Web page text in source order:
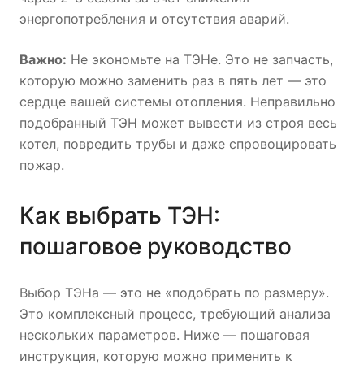
энергопотребления и отсутствия аварий.
Важно: Не экономьте на ТЭНе. Это не запчасть,
которую можно заменить раз в пять лет — это
сердце вашей системы отопления. Неправильно
подобранный ТЭН может вывести из строя весь
котел, повредить трубы и даже спровоцировать
пожар.
Как выбрать ТЭН:
пошаговое руководство
Выбор ТЭНа — это не «подобрать по размеру».
Это комплексный процесс, требующий анализа
нескольких параметров. Ниже — пошаговая
инструкция, которую можно применить к